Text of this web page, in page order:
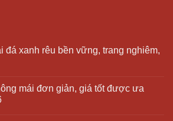
đá xanh rêu bền vững, trang nghiêm,
mái đơn giản, giá tốt được ưa